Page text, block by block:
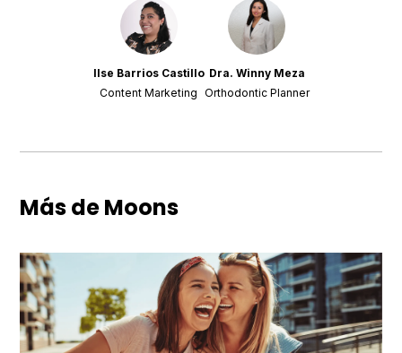
Ilse Barrios Castillo
Content Marketing
Dra. Winny Meza
Orthodontic Planner
Más de Moons